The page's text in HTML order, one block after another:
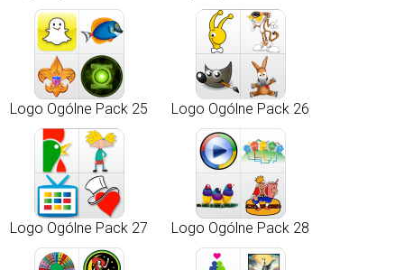
Logo Ogólne Pack 25 Logo Ogólne Pack 26
Logo Ogólne Pack 27 Logo Ogólne Pack 28